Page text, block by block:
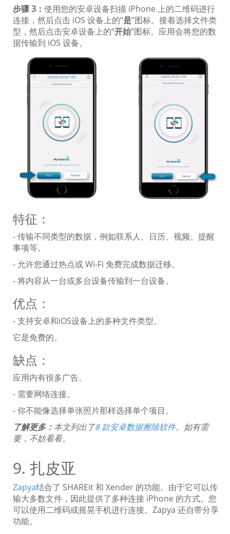
步骤 3： 使用您的安卓设备扫描 iPhone 上的二维码进行
连接，然后点击 iOS 设备上的“是”图标。接着选择文件类
型，然后点击安卓设备上的“开始”图标。应用会将您的数
据传输到 iOS 设备。
特征：
- 传输不同类型的数据，例如联系人、日历、视频、提醒
事项等。
- 允许您通过热点或 Wi-Fi 免费完成数据迁移。
- 将内容从一台或多台设备传输到一台设备。
优点：
- 支持安卓和iOS设备上的多种文件类型。
它是免费的。
缺点：
应用内有很多广告。
- 需要网络连接。
- 你不能像选择单张照片那样选择单个项目。
了解更多： 本文列出了8 款安卓数据擦除软件。如有需
要，不妨看看。
9. 扎皮亚
Zapya结合了 SHAREit 和 Xender 的功能。由于它可以传
输大多数文件，因此提供了多种连接 iPhone 的方式。您
可以使用二维码或摇晃手机进行连接。Zapya 还自带分享
功能。